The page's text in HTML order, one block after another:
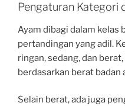
Pengaturan Kategori
Ayam dibagi dalam kelas
pertandingan yang adil.
ringan, sedang, dan
berdasarkan berat badan
Selain berat, ada juga